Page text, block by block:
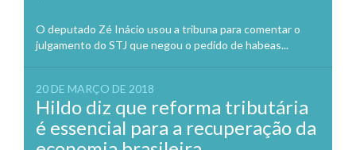
O deputado Zé Inácio usou a tribuna para comentar o
julgamento do STJ que negou o pedido de habeas...
20 DE MARÇO DE 2018
Hildo diz que reforma tributária
é essencial para a recuperação da